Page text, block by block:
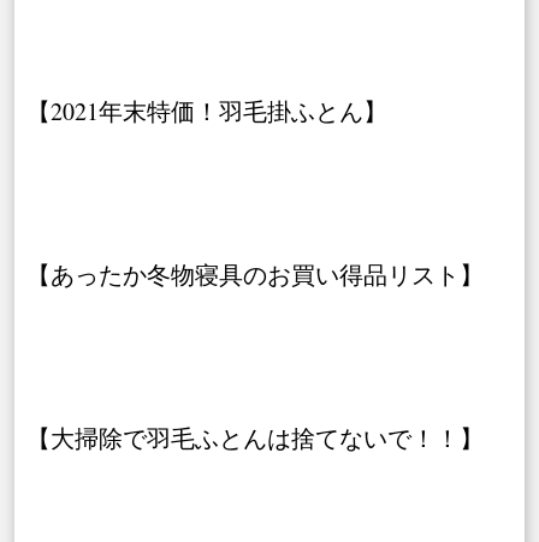
【2021年末特価！羽毛掛ふとん】
【あったか冬物寝具のお買い得品リスト】
【大掃除で羽毛ふとんは捨てないで！！】